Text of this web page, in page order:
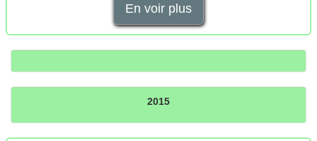
En voir plus
2015